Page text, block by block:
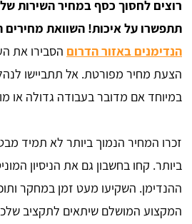
רוצים לחסוך כסף במחיר השירות
תתפשרו על איכות! השוואת
הנדימנים באזור הדרום הסבירו את
הצעת מחיר מפורטת. אל תתביישו
במיוחד אם מדובר בעבודה גדולה או
זכרו המחיר הנמוך ביותר לא תמיד
ביותר. קחו בחשבון גם את הניסיון
ההנדימן. השקיעו מעט זמן במחקר
המקצוע המושלם שיתאים לתקציב